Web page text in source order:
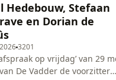
GVA Liesbeth Van
professor internationale
Criekemans
Ze hebben het over
Brussel, de oorlogen in
en het Midden-Oosten en
Hedebouw, Stefaan
en Dorian de
3201
op vrijdag’ van 29
De Vadder de voorzitter